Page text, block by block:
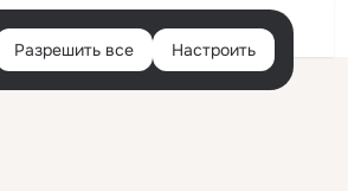
Войти
Разрешить все Настроить